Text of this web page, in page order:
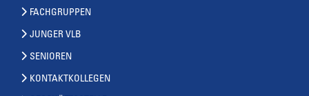
FACHGRUPPEN
JUNGER VLB
SENIOREN
KONTAKTKOLLEGEN